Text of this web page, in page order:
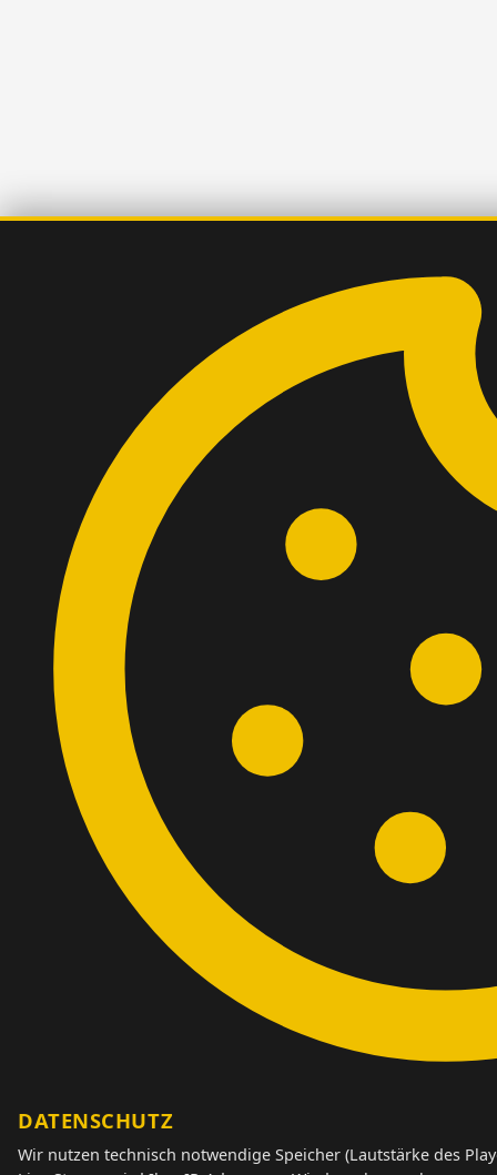
DATENSCHUTZ
Wir nutzen technisch notwendige Speicher (Lautstärke des